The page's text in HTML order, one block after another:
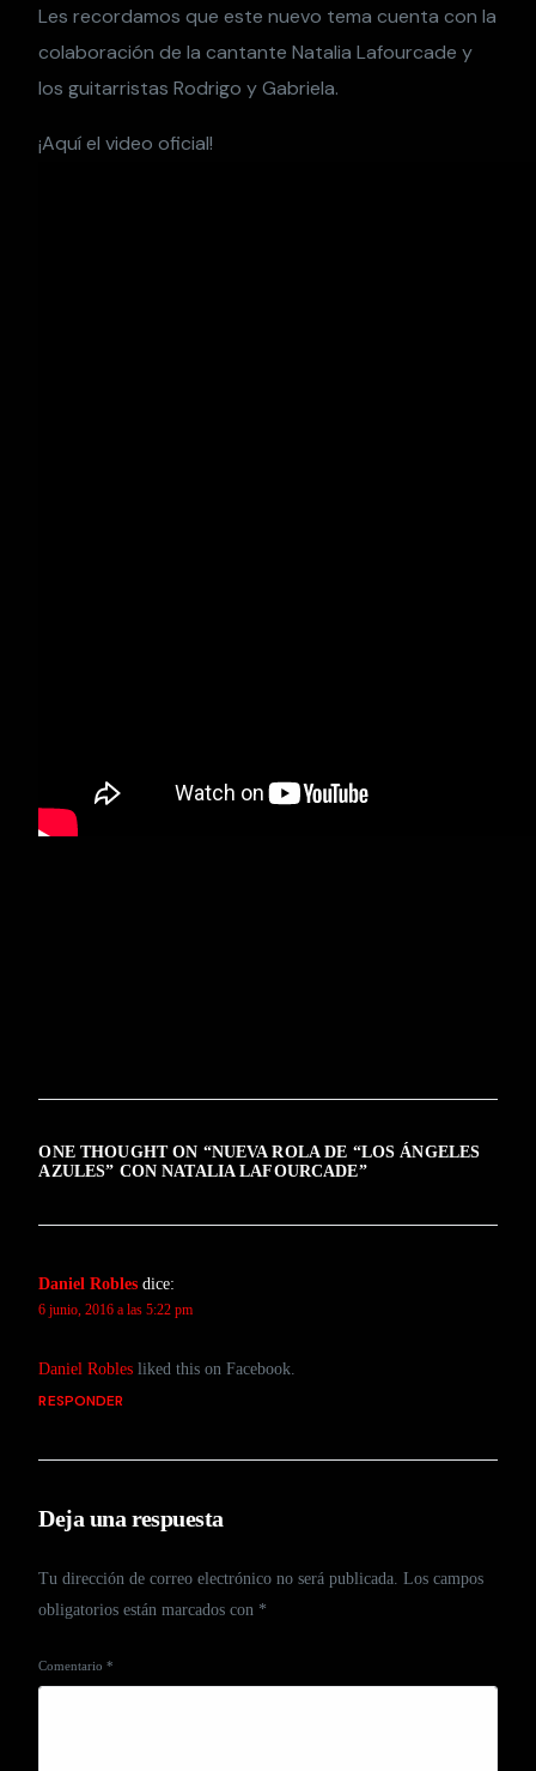
Les recordamos que este nuevo tema cuenta con la
colaboración de la cantante Natalia Lafourcade y
los guitarristas Rodrigo y Gabriela.
¡Aquí el video oficial!
ONE THOUGHT ON “NUEVA ROLA DE “LOS ÁNGELES
AZULES” CON NATALIA LAFOURCADE”
Daniel Robles dice:
6 junio, 2016 a las 5:22 pm
Daniel Robles liked this on Facebook.
RESPONDER
Deja una respuesta
Tu dirección de correo electrónico no será publicada. Los campos
obligatorios están marcados con *
Comentario*